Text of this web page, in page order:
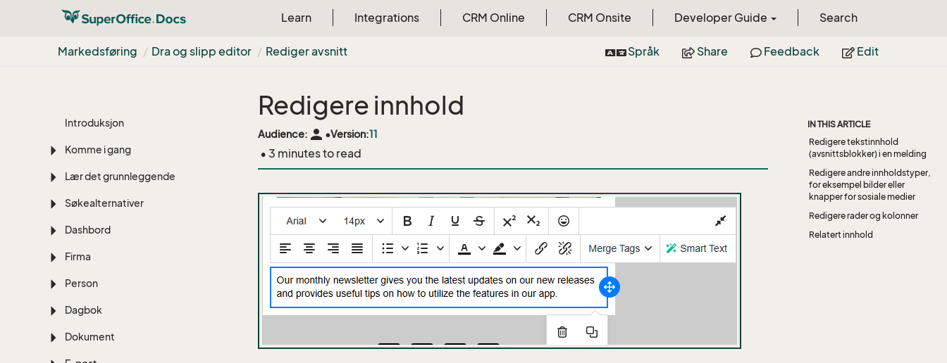
Learn Integrations CRM Online CRM Onsite Developer Guide Search
Markedsføring Dra og slipp editor Rediger avsnitt Språk Share Feedback Edit
Introduksjon
Komme i gang
Lær det grunnleggende
Søkealternativer
Dashbord
Firma
Person
Dagbok
Dokument
Redigere innhold
Audience: person •Version:11
• 3 minutes to read
IN THIS ARTICLE
Redigere tekstinnhold
(avsnittsblokker) i en melding
Redigere andre innholdstyper,
for eksempel bilder eller
knapper for sosiale medier
Redigere rader og kolonner
Relatert innhold